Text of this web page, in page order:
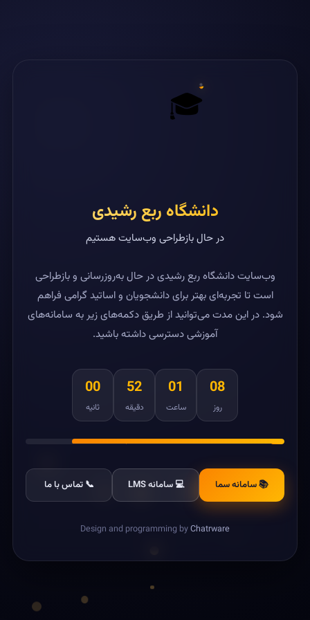
🎓
دانشگاه ربع رشیدی
در حال بازطراحی وب‌سایت هستیم
وب‌سایت دانشگاه ربع رشیدی در حال به‌روزرسانی و بازطراحی
است تا تجربه‌ای بهتر برای دانشجویان و اساتید گرامی فراهم
شود. در این مدت می‌توانید از طریق دکمه‌های زیر به سامانه‌های
آموزشی دسترسی داشته باشید.
08
روز
01
ساعت
52
دقیقه
00
ثانیه
📚 سامانه سما 💻 سامانه LMS 📞 تماس با ما
Design and programming byChatrware